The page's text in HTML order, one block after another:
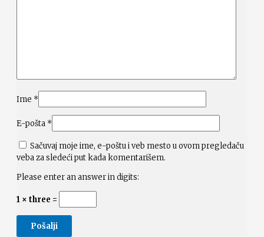
Ime *
E-pošta *
Sačuvaj moje ime, e-poštu i veb mesto u ovom pregledaču
veba za sledeći put kada komentarišem.
Please enter an answer in digits:
1 × three =